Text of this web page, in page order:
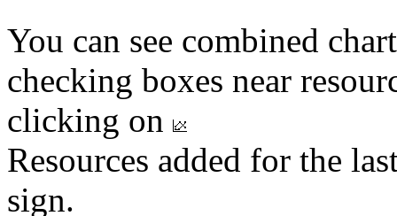
You can see combined
checking boxes near
clicking on
Resources added for the
sign.